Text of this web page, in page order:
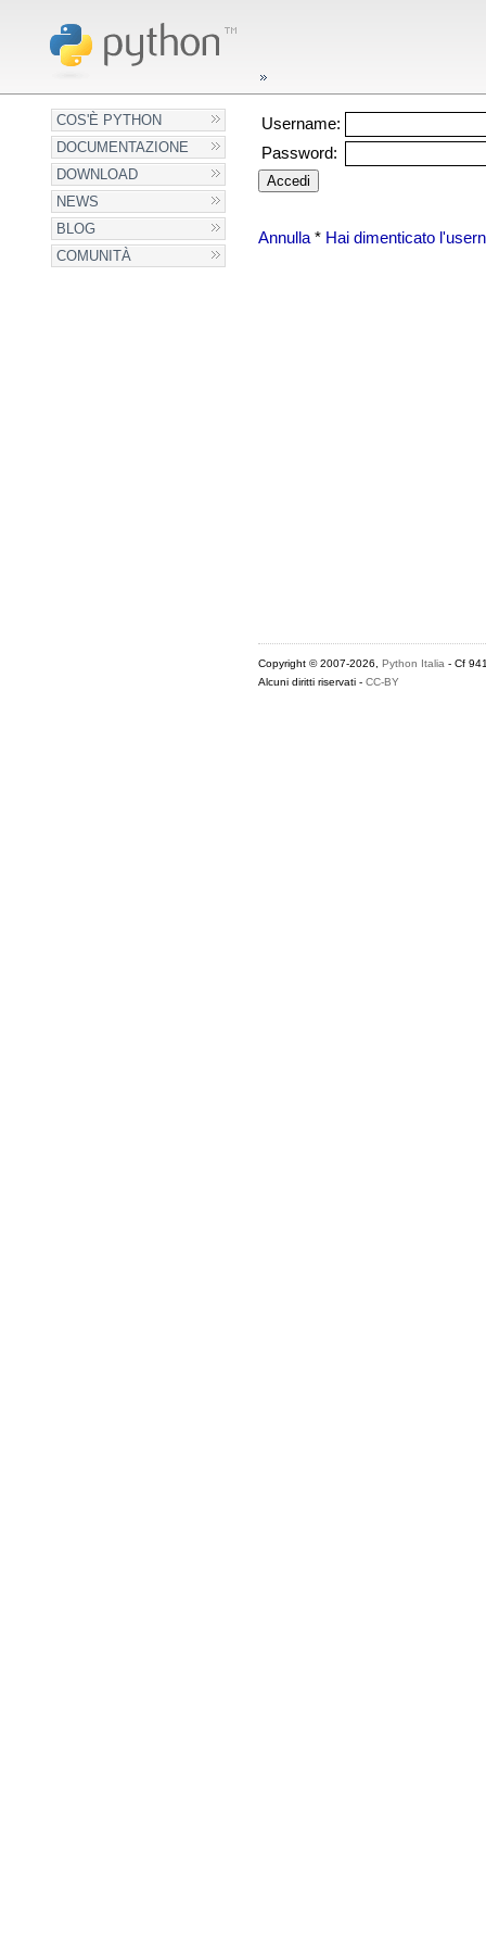
COS'È PYTHON
DOCUMENTAZIONE
DOWNLOAD
NEWS
BLOG
COMUNITÀ
Username:
Password:
Annulla* Hai dimenticato
Copyright © 2007-2026, Python Italia - Cf
Alcuni diritti riservati - CC-BY